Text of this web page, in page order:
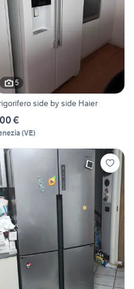
5
side by side Haier
€
(VE)